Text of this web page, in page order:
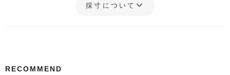
採寸について
RECOMMEND